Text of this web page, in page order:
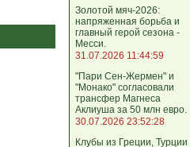
Золотой мяч-2026:
напряженная борьба и
главный герой сезона -
Месси.
31.07.2026 11:44:59
"Пари Сен-Жермен" и
"Монако" согласовали
трансфер Магнеса
Аклиуша за 50 млн евро.
30.07.2026 23:52:28
Клубы из Греции, Турции